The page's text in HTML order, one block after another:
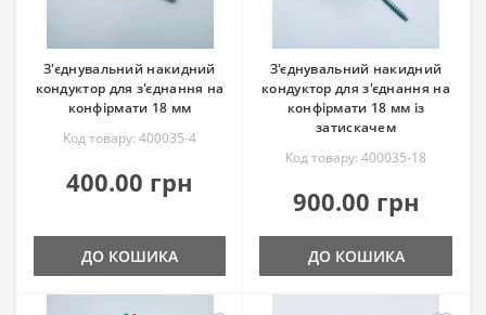
З'єднувальний накидний
кондуктор для з'єднання на
конфірмати 18 мм
Код товару: 400035-4
400.00 грн
ДО КОШИКА
З'єднувальний накидний
кондуктор для з'єднання на
конфірмати 18 мм із
затискачем
Код товару: 400035-18
900.00 грн
ДО КОШИКА